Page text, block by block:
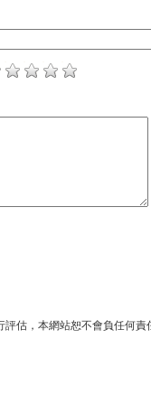
估，本網站恕不會負任何責